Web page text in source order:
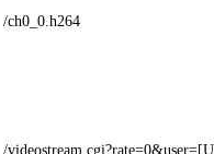
/ch0_0.h264
/